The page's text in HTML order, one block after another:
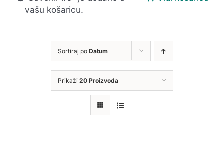
vašu košaricu.
Sortiraj po Datum
Prikaži 20 Proizvoda